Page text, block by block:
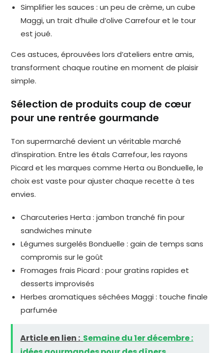
Simplifier les sauces : un peu de crème, un cube
Maggi, un trait d’huile d’olive Carrefour et le tour
est joué.
Ces astuces, éprouvées lors d’ateliers entre amis,
transforment chaque routine en moment de plaisir
simple.
Sélection de produits coup de cœur
pour une rentrée gourmande
Ton supermarché devient un véritable marché
d’inspiration. Entre les étals Carrefour, les rayons
Picard et les marques comme Herta ou Bonduelle, le
choix est vaste pour ajuster chaque recette à tes
envies.
Charcuteries Herta : jambon tranché fin pour
sandwiches minute
Légumes surgelés Bonduelle : gain de temps sans
compromis sur le goût
Fromages frais Picard : pour gratins rapides et
desserts improvisés
Herbes aromatiques séchées Maggi : touche finale
parfumée
Article en lien : Semaine du 1er décembre :